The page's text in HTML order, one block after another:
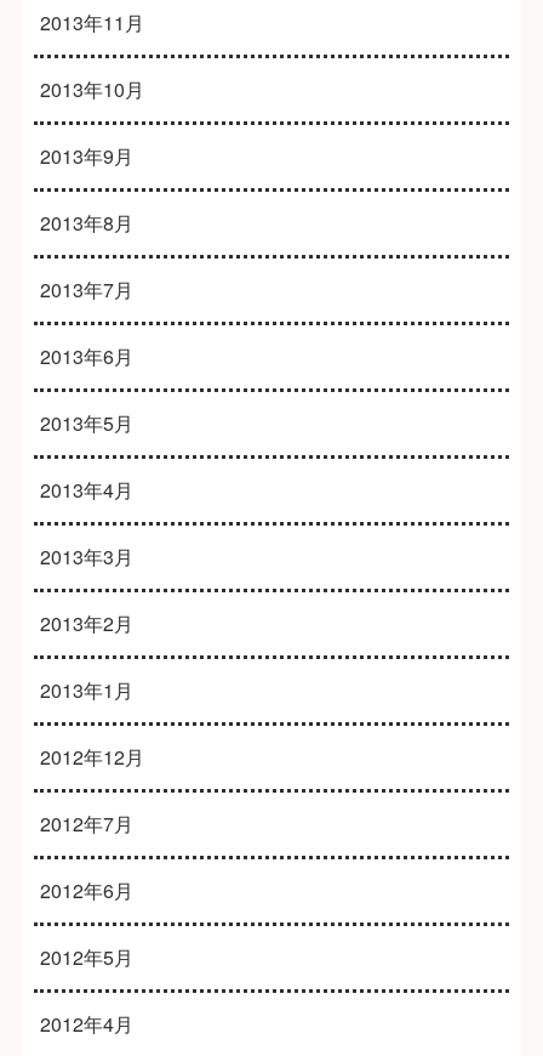
2013年11月
2013年10月
2013年9月
2013年8月
2013年7月
2013年6月
2013年5月
2013年4月
2013年3月
2013年2月
2013年1月
2012年12月
2012年7月
2012年6月
2012年5月
2012年4月